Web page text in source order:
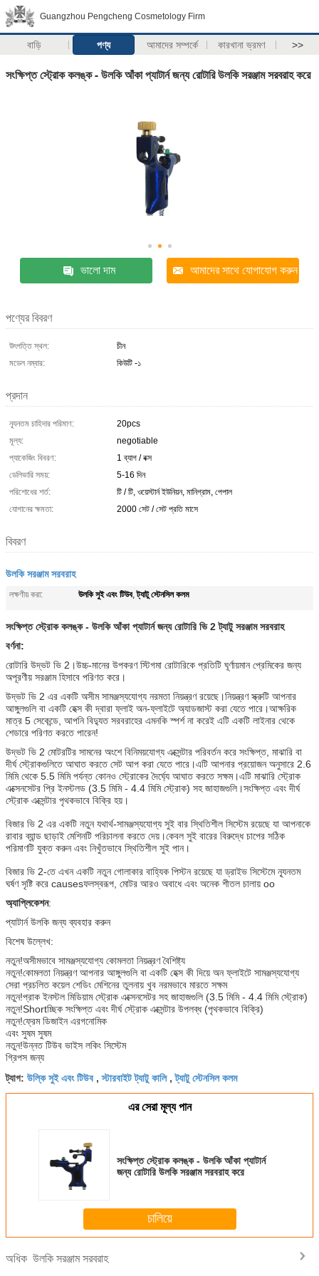
Guangzhou Pengcheng Cosmetology Firm
বাড়ি পণ্য আমাদের সম্পর্কে কারখানা ভ্রমণ >>
সংক্ষিপ্ত স্ট্রোক কলঙ্ক - উলকি আঁকা প্যাটার্ন জন্য রোটারি উলকি সরঞ্জাম সরবরাহ করে
ভালো দাম আমাদের সাথে যোগাযোগ করুন
পণ্যের বিবরণ
উৎপত্তি স্থল:
চীন
মডেল নম্বার:
কিউটি -১
প্রদান
ন্যূনতম চাহিদার পরিমাণ:
20pcs
মূল্য:
negotiable
প্যাকেজিং বিবরণ:
1 ব্যাগ / বক্স
ডেলিভারি সময়:
5-16 দিন
পরিশোধের শর্ত:
টি / টি, ওয়েস্টার্ন ইউনিয়ন, মানিগ্রাম, পেপাল
যোগানের ক্ষমতা:
2000 সেট / সেট প্রতি মাসে
বিবরণ
উলকি সরঞ্জাম সরবরাহ
লক্ষণীয় করা: উলকি সুই এবং টিউব,ট্যাটু স্টেনসিল কলম
সংক্ষিপ্ত স্ট্রোক কলঙ্ক - উলকি আঁকা প্যাটার্ন জন্য রোটারি ভি 2 ট্যাটু সরঞ্জাম সরবরাহ
বর্ণনা:
রোটারি উদ্ভট ভি 2।উচ্চ-মানের উপকরণ স্টিগমা রোটারিকে প্রতিটি ঘূর্ণায়মান প্রেমিকের জন্য
অপূরণীয় সরঞ্জাম হিসাবে পরিণত করে।
উদ্ভট ভি 2 এর একটি অসীম সামঞ্জস্যযোগ্য নরমতা নিয়ন্ত্রণ রয়েছে।নিয়ন্ত্রণ স্ক্রুটি আপনার
আঙ্গুলগুলি বা একটি হেক্স কী দ্বারা ফ্লাই অন-ফ্লাইটে অ্যাডজাস্ট করা যেতে পারে।আক্ষরিক
মাত্র 5 সেকেন্ডে, আপনি বিদ্যুত সরবরাহের এমনকি স্পর্শ না করেই এটি একটি লাইনার থেকে
শেডারে পরিণত করতে পারেন!
উদ্ভট ভি 2 মোটরটির সামনের অংশে বিনিময়যোগ্য এক্সেন্টার পরিবর্তন করে সংক্ষিপ্ত, মাঝারি বা
দীর্ঘ স্ট্রোকগুলিতে আঘাত করতে সেট আপ করা যেতে পারে।এটি আপনার প্রয়োজন অনুসারে 2.6
মিমি থেকে 5.5 মিমি পর্যন্ত কোনও স্ট্রোকের দৈর্ঘ্যে আঘাত করতে সক্ষম।এটি মাঝারি স্ট্রোক
এক্সেনসেটর প্রি ইনস্টলড (3.5 মিমি - 4.4 মিমি স্ট্রোক) সহ জাহাজগুলি।সংক্ষিপ্ত এবং দীর্ঘ
স্ট্রোক এক্সেন্টার পৃথকভাবে বিক্রি হয়।
বিজার ভি 2 এর একটি নতুন যথার্থ-সামঞ্জস্যযোগ্য সুই বার স্থিতিশীল সিস্টেম রয়েছে যা আপনাকে
রাবার ব্যান্ড ছাড়াই মেশিনটি পরিচালনা করতে দেয়।কেবল সুই বারের বিরুদ্ধে চাপের সঠিক
পরিমাণটি যুক্ত করুন এবং নিখুঁতভাবে স্থিতিশীল সুই পান।
বিজার ভি 2-তে এখন একটি নতুন গোলাকার বাহ্যিক পিস্টন রয়েছে যা ড্রাইভ সিস্টেমে ন্যূনতম
ঘর্ষণ সৃষ্টি করে causesফলস্বরূপ, মোটর আরও অবাধে এবং অনেক শীতল চালায় oo
অ্যাপ্লিকেশন:
প্যাটার্ন উলকি জন্য ব্যবহার করুন
বিশেষ উল্লেখ:
নতুন!অসীমভাবে সামঞ্জস্যযোগ্য কোমলতা নিয়ন্ত্রণ বৈশিষ্ট্য
নতুন!কোমলতা নিয়ন্ত্রণ আপনার আঙ্গুলগুলি বা একটি হেক্স কী দিয়ে অন ফ্লাইটে সামঞ্জস্যযোগ্য
সেরা প্রচলিত কয়েল শেডিং মেশিনের তুলনায় খুব নরমভাবে মারতে সক্ষম
নতুন!প্রাক ইনস্টল মিডিয়াম স্ট্রোক এক্সেনসেটর সহ জাহাজগুলি (3.5 মিমি - 4.4 মিমি স্ট্রোক)
নতুন!Shortচ্ছিক সংক্ষিপ্ত এবং দীর্ঘ স্ট্রোক এক্সেন্টার উপলব্ধ (পৃথকভাবে বিক্রি)
নতুন!ফ্রেম ডিজাইন এরগনোমিক
এবং সুষম সুষম
নতুন!উন্নত টিউব ভাইস লকিং সিস্টেম
গ্রিপস জন্য
ট্যাগ: উল্কি সুই এবং টিউব ,স্টারবাইট ট্যাটু কালি,ট্যাটু স্টেনসিল কলম
এর সেরা মূল্য পান
সংক্ষিপ্ত স্ট্রোক কলঙ্ক - উলকি আঁকা প্যাটার্ন
জন্য রোটারি উলকি সরঞ্জাম সরবরাহ করে
চালিয়ে
অধিক উলকি সরঞ্জাম সরবরাহ